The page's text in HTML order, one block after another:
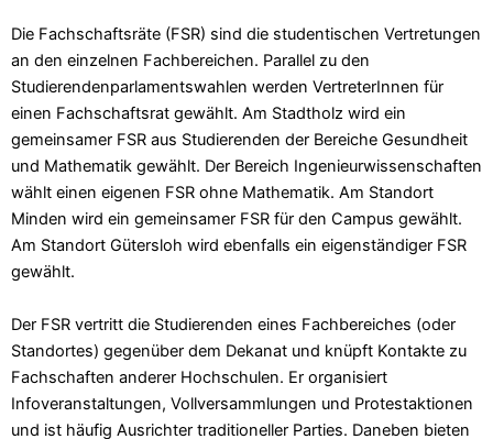
Die Fachschaftsräte (FSR) sind die studentischen Vertretungen
an den einzelnen Fachbereichen. Parallel zu den
Studierendenparlamentswahlen werden VertreterInnen für
einen Fachschaftsrat gewählt. Am Stadtholz wird ein
gemeinsamer FSR aus Studierenden der Bereiche Gesundheit
und Mathematik gewählt. Der Bereich Ingenieurwissenschaften
wählt einen eigenen FSR ohne Mathematik. Am Standort
Minden wird ein gemeinsamer FSR für den Campus gewählt.
Am Standort Gütersloh wird ebenfalls ein eigenständiger FSR
gewählt.
Der FSR vertritt die Studierenden eines Fachbereiches (oder
Standortes) gegenüber dem Dekanat und knüpft Kontakte zu
Fachschaften anderer Hochschulen. Er organisiert
Infoveranstaltungen, Vollversammlungen und Protestaktionen
und ist häufig Ausrichter traditioneller Parties. Daneben bieten